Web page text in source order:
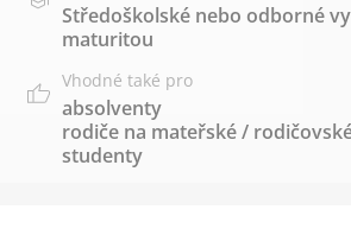
Středoškolské nebo odborné
maturitou
Vhodné také pro
absolventy
rodiče na mateřské /
studenty